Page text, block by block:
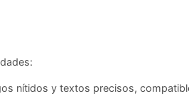
nítidos y textos precisos,